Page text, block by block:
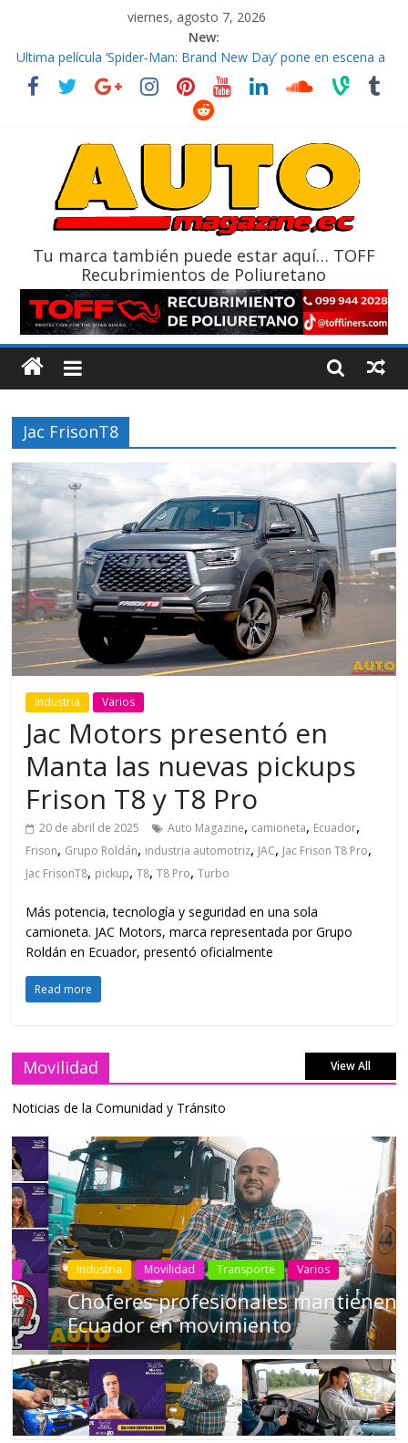
viernes, agosto 7, 2026
New:
El costo de tener un vehículo gana protagonismo a la hora de
decidir
Ultima película ‘Spider‑Man: Brand New Day’ pone en escena a
La Vuelta al Ecuador 2026, edición 47ª, recorre 7 provincias en 8
La FEDAK recibe 12 Sinotruk Bolden para cubrir las rutas de La
Tu marca también puede estar aquí… TOFF
Recubrimientos de Poliuretano
Jac FrisonT8
Industria Varios
Jac Motors presentó en
Manta las nuevas pickups
Frison T8 y T8 Pro
20 de abril de 2025 Auto Magazine, camioneta, Ecuador,
Frison, Grupo Roldán, industria automotriz, JAC, Jac Frison T8 Pro,
Jac FrisonT8, pickup,T8,T8 Pro,Turbo
Más potencia, tecnología y seguridad en una sola
camioneta. JAC Motors, marca representada por Grupo
Roldán en Ecuador, presentó oficialmente
Read more
Movilidad View All
Noticias de la Comunidad y Tránsito
Industria Movilidad Transporte Varios
Choferes profesionales mantienen a
Ecuador en movimiento